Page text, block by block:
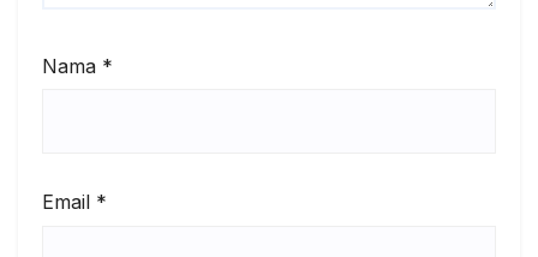
Nama *
Email *